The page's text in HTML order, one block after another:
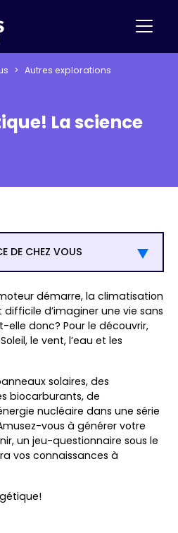
Autres explorations
La science
DE CHEZ VOUS
démarre, la climatisation
d’imaginer une vie sans
elle donc? Pour le découvrir,
le vent, l’eau et les
solaires, des
biocarburants, de
nucléaire dans une série
vous à générer votre
un jeu-questionnaire sous le
vos connaissances à